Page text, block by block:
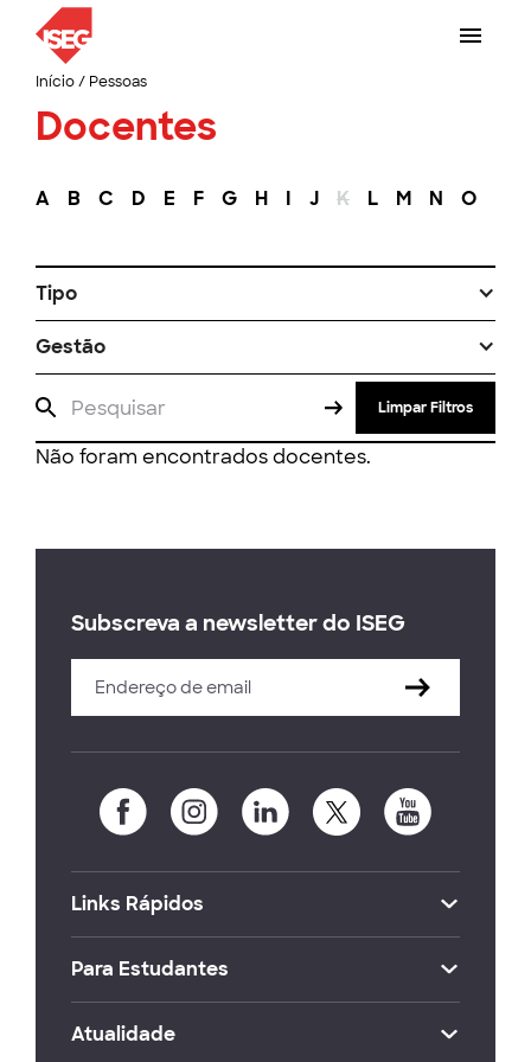
Início/ Pessoas
Docentes
A B C D E F G H I J K L M N O
Tipo
Gestão
Limpar Filtros
Não foram encontrados docentes.
Subscreva a newsletter do ISEG
Links Rápidos
Para Estudantes
Atualidade